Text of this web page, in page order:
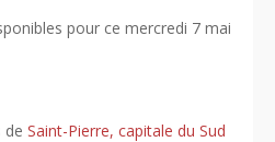
pour ce mercredi 7 mai
de Saint-Pierre, capitale du Sud